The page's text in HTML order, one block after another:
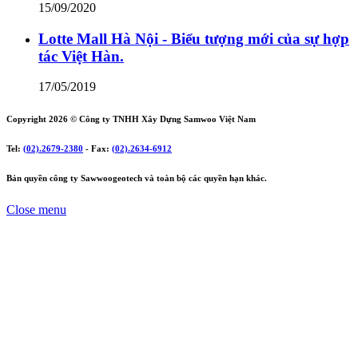
15/09/2020
Lotte Mall Hà Nội - Biểu tượng mới của sự hợp
tác Việt Hàn.
17/05/2019
Copyright 2026 © Công ty TNHH Xây Dựng Samwoo Việt Nam
Tel: (02).2679-2380 - Fax: (02).2634-6912
Bản quyền công ty Sawwoogeotech và toàn bộ các quyền hạn khác.
Close menu